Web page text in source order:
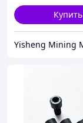
Купить